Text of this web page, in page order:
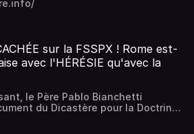
sur la FSSPX ! Rome est-
avec l'HÉRÉSIE qu'avec la
le Père Pablo Bianchetti
du Dicastère pour la Doctrine
"schisme" et d'excommunication
Saint-Pie X (FSSPX).Il dénonce